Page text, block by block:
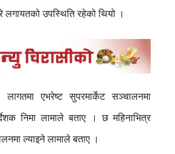
लगायतको उपस्थिति रहेको थियो ।
एभरेष्ट सुपरमार्केट सञ्चालनमा
निमा लामाले बताए । छ महिनाभित्र
ल्याइने लामाले बताए ।